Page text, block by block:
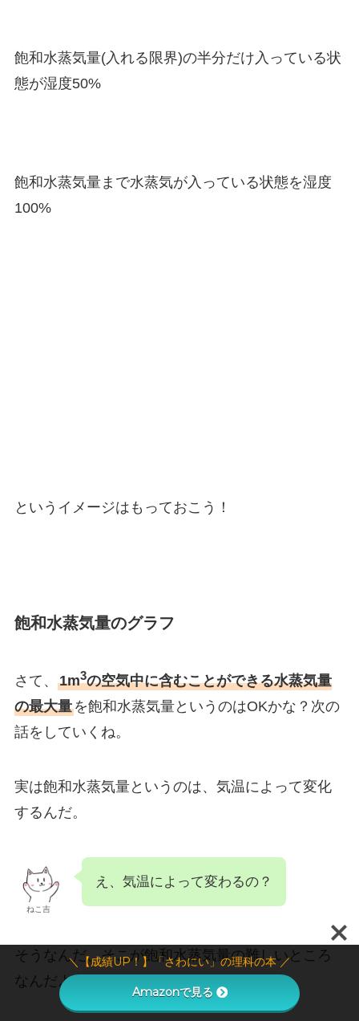
飽和水蒸気量(入れる限界)の半分だけ入っている状
態が湿度50%
飽和水蒸気量まで水蒸気が入っている状態を湿度
100%
というイメージはもっておこう！
飽和水蒸気量のグラフ
さて、 1m3の空気中に含むことができる水蒸気量
の最大量を飽和水蒸気量というのはOKかな？次の
話をしていくね。
実は飽和水蒸気量というのは、気温によって変化
するんだ。
ねこ吉
え、気温によって変わるの？
そうなんだ、そこが飽和水蒸気量の難しいところ
なんだよ。
＼【成績UP！】「さわにい」の理科の本 ／
Amazonで見る